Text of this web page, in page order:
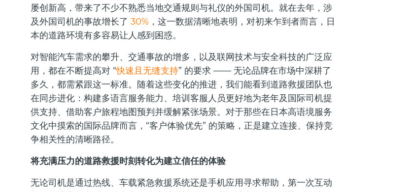
屡创新高，带来了不少不熟悉当地交通规则与礼仪的外国司机。就在去年，涉
及外国司机的事故增长了30% ，这一数据清晰地表明，对初来乍到者而言，日
本的道路环境有多容易让人感到困惑。
对智能汽车需求的攀升、交通事故的增多，以及联网技术与安全科技的广泛应
用，都在不断提高对 “快速且无缝支持” 的要求 —— 无论品牌在市场中深耕了
多久，都需紧跟这一标准。随着这些变化的推进，我们能看到道路救援团队也
在同步进化：构建多语言服务能力、培训客服人员更好地为老年及国际司机提
供支持、借助客户旅程地图预判并缓解紧张场景。对于那些在日本高语境服务
文化中摸索的国际品牌而言，“客户体验优先” 的策略，正是建立连接、保持竞
争相关性的清晰路径。
将充满压力的道路救援时刻转化为建立信任的体验
无论司机是通过热线、车载紧急救援系统还是手机应用寻求帮助，第一次互动